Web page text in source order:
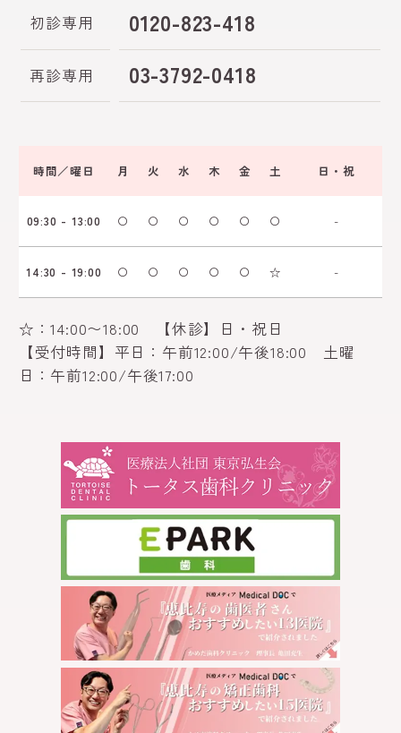
初診専用 0120-823-418
再診専用 03-3792-0418
時間／曜日 月 火 水 木 金 土 日・祝
09:30 - 13:00 〇 〇 〇 〇 〇 〇 -
14:30 - 19:00 〇 〇 〇 〇 〇 ☆ -
☆：14:00〜18:00 【休診】日・祝日
【受付時間】平日：午前12:00/午後18:00 土曜
日：午前12:00/午後17:00